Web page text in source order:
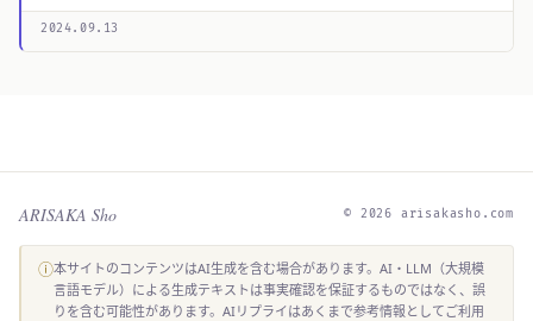
2024.09.13
ARISAKA Sho © 2026 arisakasho.com
ⓘ本サイトのコンテンツはAI生成を含む場合があります。AI・LLM（大規模
言語モデル）による生成テキストは事実確認を保証するものではなく、誤
りを含む可能性があります。AIリプライはあくまで参考情報としてご利用